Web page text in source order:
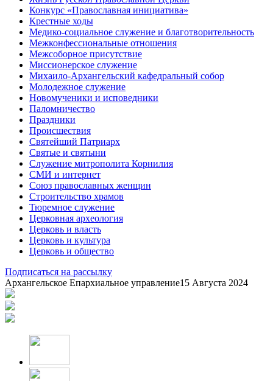
Конкурс «Православная инициатива»
Крестные ходы
Медико-социальное служение и благотворительность
Межконфессиональные отношения
Межсоборное присутствие
Миссионерское служение
Михаило-Архангельский кафедральный собор
Молодежное служение
Новомученики и исповедники
Паломничество
Праздники
Происшествия
Святейший Патриарх
Святые и святыни
Служение митрополита Корнилия
СМИ и интернет
Союз православных женщин
Строительство храмов
Тюремное служение
Церковная археология
Церковь и власть
Церковь и культура
Церковь и общество
Подписаться на рассылку
Архангельское Епархиальное управление15 Августа 2024